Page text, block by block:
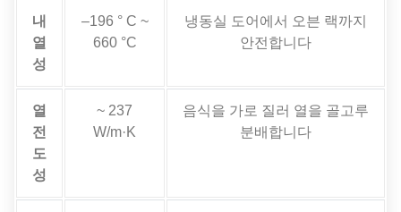
내
열
성
–196 ° C ~
660 °C
냉동실 도어에서 오븐 랙까지
안전합니다
열
전
도
성
~ 237
W/m·K
음식을 가로 질러 열을 골고루
분배합니다